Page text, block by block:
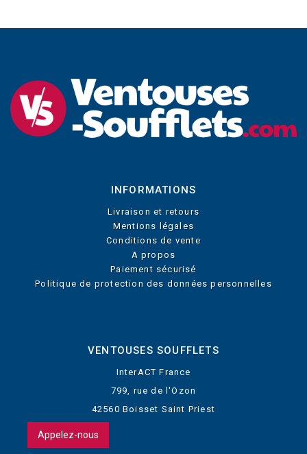
INFORMATIONS
Livraison et retours
Mentions légales
Conditions de vente
A propos
Paiement sécurisé
Politique de protection des données personnelles
VENTOUSES SOUFFLETS
InterACT France
799, rue de l'Ozon
42560 Boisset Saint Priest
Appelez-nous